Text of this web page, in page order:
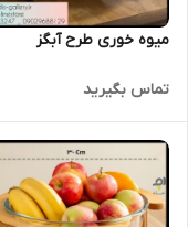
میوه خوری طرح آبگز
تماس بگیرید